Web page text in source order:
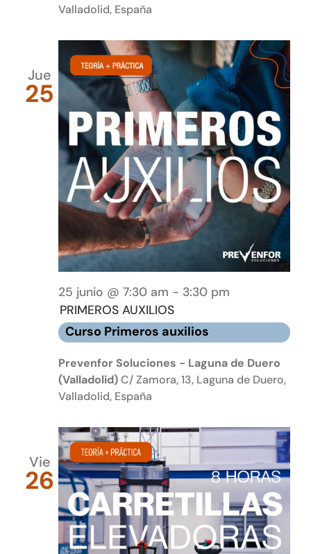
Valladolid, España
Jue
25
25 junio @ 7:30 am - 3:30 pm
PRIMEROS AUXILIOS
Curso Primeros auxilios
Prevenfor Soluciones - Laguna de Duero
(Valladolid)C/ Zamora, 13, Laguna de Duero,
Valladolid, España
Vie
26